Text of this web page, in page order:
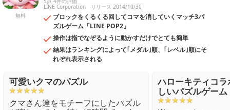
無料
LINE Corporation リリース 2014/10/30
ブロックをくるくる回してコマを消していくマッチ3パ
ズルゲーム「LINE POP2」
操作は指でなぞるように動かすだけでとても簡単
結果はランキングによって｢メダル｣順、｢レベル｣順にそ
れぞれ表示される
可愛いクマのパズル
クマさん達をモチーフにしたパズル
ハローキティコ
しいパズルゲーム